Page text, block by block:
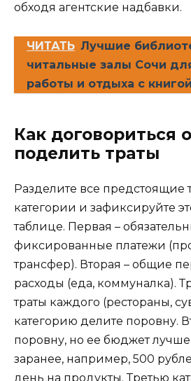
обходя агентские надбавки.
ЧИТАТЬ Лучшие
читальные залы Сочи
работы и отдыха с книгой
Как договориться
поделить траты
Разделите все предстоящие
категории и зафиксируйте
таблице. Первая –
фиксированные платежи
трансфер). Вторая – общие
расходы (еда, коммуналка).
траты каждого (рестораны,
категорию делите поровну.
поровну, но ее бюджет лучше
заранее, например, 500
день на продукты. Третью